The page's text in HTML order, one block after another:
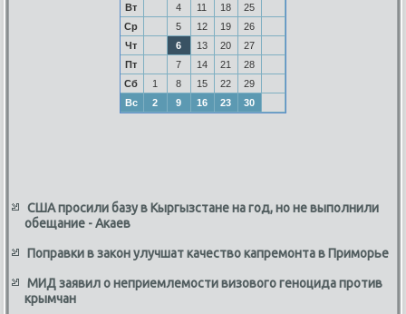
Вт
4 11 18
25
Ср
5 12 19
26
Чт
6 13 20
27
Пт
7 14 21
28
Сб
1 8 15 22
29
Вс
2 9 16 23 30
США просили базу в Кыргызстане на год, но не выполнили
обещание - Акаев
Поправки в закон улучшат качество капремонта в Приморье
МИД заявил о неприемлемости визового геноцида против
крымчан